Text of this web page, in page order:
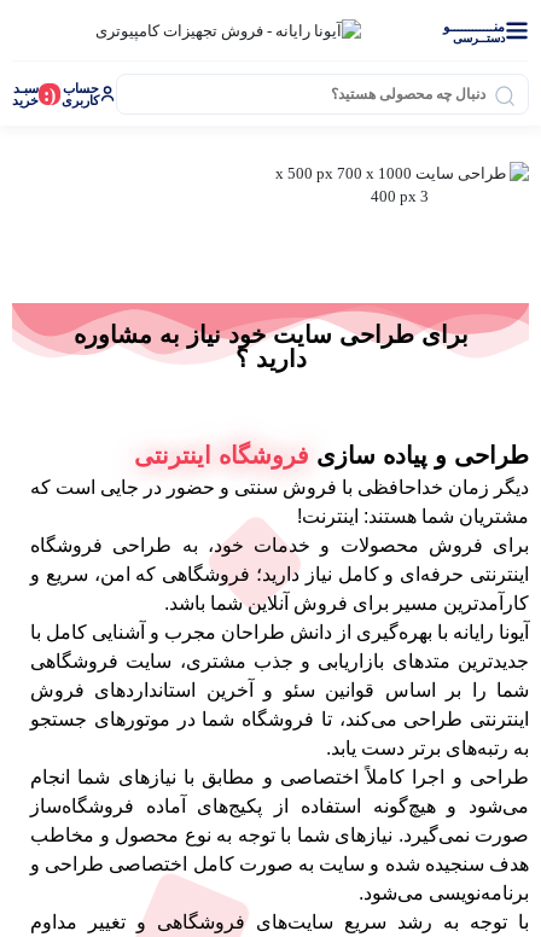
منــــــــــــو
دستــرسی
حساب
کاربری (: سبـد
خرید
برای طراحی سایت خود نیاز به مشاوره
دارید ؟
طراحی و پیاده سازی فروشگاه اینترنتی
دیگر زمان خداحافظی با فروش سنتی و حضور در جایی است که
مشتریان شما هستند: اینترنت!
برای فروش محصولات و خدمات خود، به طراحی فروشگاه
اینترنتی حرفه‌ای و کامل نیاز دارید؛ فروشگاهی که امن، سریع و
کارآمدترین مسیر برای فروش آنلاین شما باشد.
آیونا رایانه با بهره‌گیری از دانش طراحان مجرب و آشنایی کامل با
جدیدترین متدهای بازاریابی و جذب مشتری، سایت فروشگاهی
شما را بر اساس قوانین سئو و آخرین استانداردهای فروش
اینترنتی طراحی می‌کند، تا فروشگاه شما در موتورهای جستجو
به رتبه‌های برتر دست یابد.
طراحی و اجرا کاملاً اختصاصی و مطابق با نیازهای شما انجام
می‌شود و هیچ‌گونه استفاده از پکیج‌های آماده فروشگاه‌ساز
صورت نمی‌گیرد. نیازهای شما با توجه به نوع محصول و مخاطب
هدف سنجیده شده و سایت به صورت کامل اختصاصی طراحی و
برنامه‌نویسی می‌شود.
با توجه به رشد سریع سایت‌های فروشگاهی و تغییر مداوم